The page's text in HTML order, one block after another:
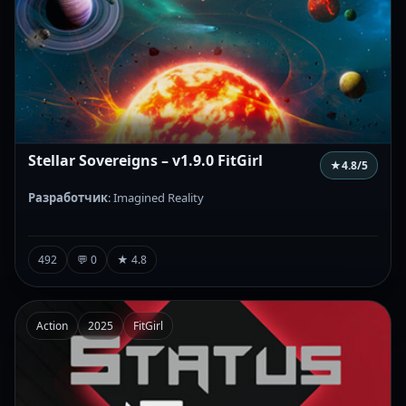
Stellar Sovereigns – v1.9.0 FitGirl ★4.8/5
Разработчик: Imagined Reality
492 💬 0 ★ 4.8
Action 2025 FitGirl